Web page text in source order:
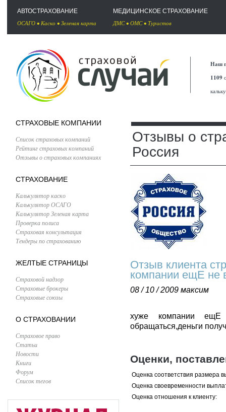
АВТОСТРАХОВАНИЕ
ОСАГО • Каско • Зеленая карта
МЕДИЦИНСКОЕ СТРАХОВАНИЕ
ДМС• ОМС• Туристов
Наш
1109
СТРАХОВЫЕ КОМПАНИИ
Список страховых компаний
Рейтинг страховых компаний
Отзывы о страховых компаниях
СТРАХОВАНИЕ
Калькулятор каско
Калькулятор ОСАГО
Калькулятор Зеленая карта
Проверка полиса
Страховая консультация
Тендеры по страхованию
ЖЕЛТЫЕ СТРАНИЦЫ
Страховой надзор
Страховые брокеры
Страховые союзы
О СТРАХОВАНИИ
Страховое право
Статьи
Новости
Книги
Форум
Список тегов
Отзывы о
Россия
Отзыв клиента
компании ещЕ не
08 / 10 / 2009 максим
хуже компании ещЕ
обращаться,деньги
Оценки,
Оценка соответствия размера
Оценка своевременности
Оценка отношения к клиенту: